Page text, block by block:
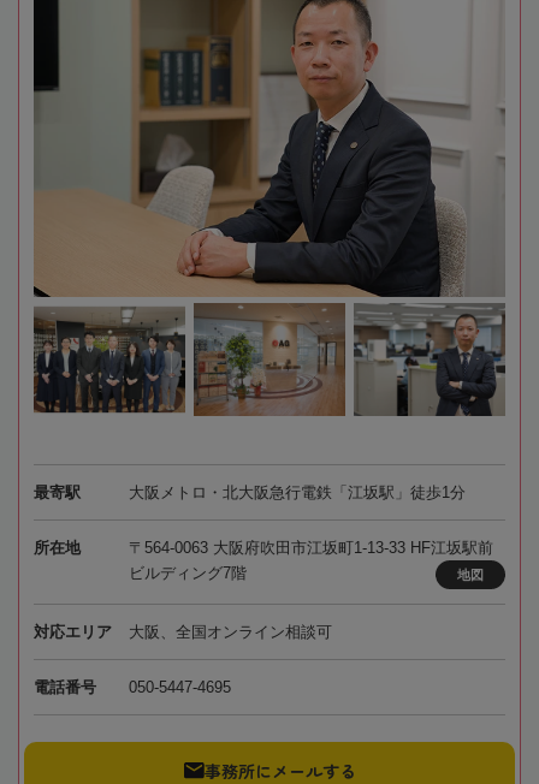
最寄駅 大阪メトロ・北大阪急行電鉄「江坂駅」徒歩1分
所在地
〒564-0063 大阪府吹田市江坂町1-13-33 HF江坂駅前
ビルディング7階
地図
対応エリア 大阪、全国オンライン相談可
電話番号 050-5447-4695
事務所にメールする